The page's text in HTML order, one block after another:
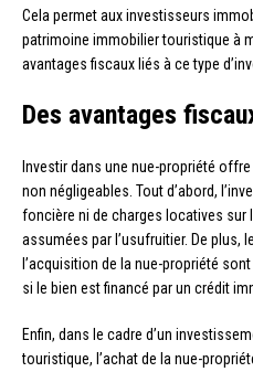
Cela permet aux investisseurs
patrimoine immobilier touristique à
avantages fiscaux liés à ce type
Des avantages
Investir dans une nue-propriété
non négligeables. Tout d’abord,
foncière ni de charges locatives sur
assumées par l’usufruitier. De plus,
l’acquisition de la nue-propriété
si le bien est financé par un crédit
Enfin, dans le cadre d’un
touristique, l’achat de la nue-